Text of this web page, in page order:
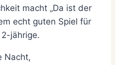
macht „Da ist der
echt guten Spiel für
jährige.
Nacht,